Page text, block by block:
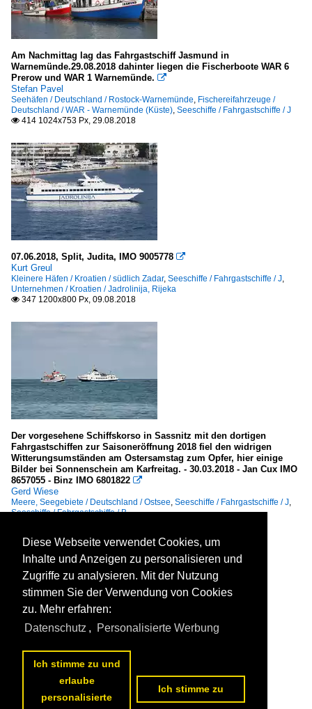
Am Nachmittag lag das Fahrgastschiff Jasmund in
Warnemünde.29.08.2018 dahinter liegen die Fischerboote WAR 6
Prerow und WAR 1 Warnemünde. 
Stefan Pavel
Seehäfen / Deutschland / Rostock-Warnemünde Fischereifahrzeuge /
Deutschland / WAR - Warnemünde (Küste) Seeschiffe / Fahrgastschiffe / J
 414 1024x753 Px, 29.08.2018
07.06.2018, Split, Judita, IMO 9005778 
Kurt Greul
Kleinere Häfen / Kroatien / südlich Zadar, Seeschiffe / Fahrgastschiffe / J
Unternehmen / Kroatien / Jadrolinija, Rijeka
 347 1200x800 Px, 09.08.2018
Der vorgesehene Schiffskorso in Sassnitz mit den dortigen
Fahrgastschiffen zur Saisoneröffnung 2018 fiel den widrigen
Witterungsumständen am Ostersamstag zum Opfer, hier einige
Bilder bei Sonnenschein am Karfreitag. - 30.03.2018 - Jan Cux IMO
8657055 - Binz IMO 6801822 
Gerd Wiese
Meere, Seegebiete / Deutschland / Ostsee Seeschiffe / Fahrgastschiffe / J
Seeschiffe / Fahrgastschiffe / B
Diese Webseite verwendet Cookies, um
Inhalte und Anzeigen zu personalisieren und
Zugriffe zu analysieren. Mit der Nutzung
stimmen Sie der Verwendung von Cookies
zu. Mehr erfahren:
Datenschutz , Personalisierte Werbung
Ich stimme zu und
erlaube
personalisierte
Ich stimme zu